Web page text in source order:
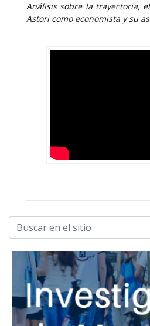
Análisis sobre la trayectoria,
Astori como economista y su